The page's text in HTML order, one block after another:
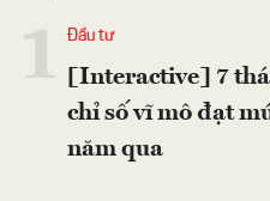
Đầu tư
[Interactive] 7
chỉ số vĩ mô đạt
năm qua